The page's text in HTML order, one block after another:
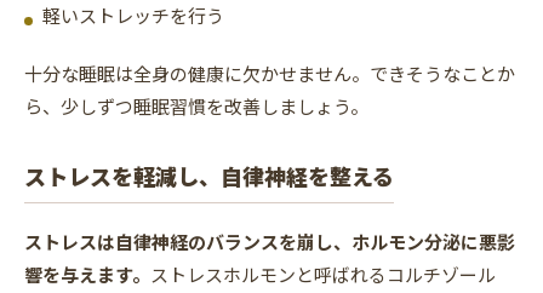
軽いストレッチを行う
十分な睡眠は全身の健康に欠かせません。できそうなことか
ら、少しずつ睡眠習慣を改善しましょう。
ストレスを軽減し、自律神経を整える
ストレスは自律神経のバランスを崩し、ホルモン分泌に悪影
響を与えます。 ストレスホルモンと呼ばれるコルチゾール